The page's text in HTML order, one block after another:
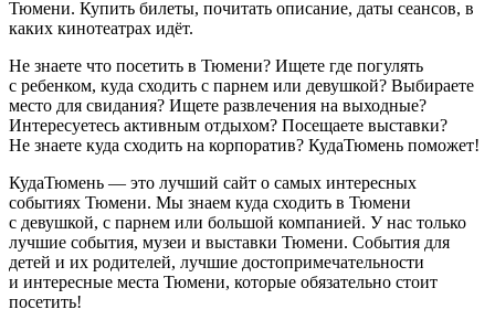
Тюмени. Купить билеты, почитать описание, даты сеансов, в
каких кинотеатрах идёт.
Не знаете что посетить в Тюмени? Ищете где погулять
с ребенком, куда сходить с парнем или девушкой? Выбираете
место для свидания? Ищете развлечения на выходные?
Интересуетесь активным отдыхом? Посещаете выставки?
Не знаете куда сходить на корпоратив? КудаТюмень поможет!
КудаТюмень — это лучший сайт о самых интересных
событиях Тюмени. Мы знаем куда сходить в Тюмени
с девушкой, с парнем или большой компанией. У нас только
лучшие события, музеи и выставки Тюмени. События для
детей и их родителей, лучшие достопримечательности
и интересные места Тюмени, которые обязательно стоит
посетить!